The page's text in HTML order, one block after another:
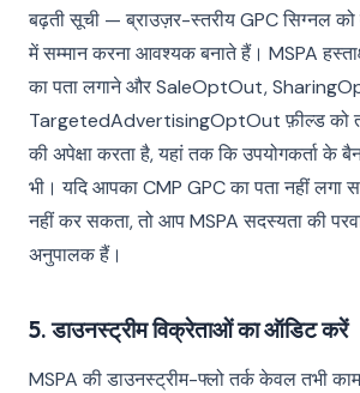
बढ़ती सूची — ब्राउज़र-स्तरीय GPC सिग्नल
में सम्मान करना आवश्यक बनाते हैं। MSPA
का पता लगाने और SaleOptOut,
TargetedAdvertisingOptOut फ़ील्ड को
की अपेक्षा करता है, यहां तक कि उपयोगकर्ता के
भी। यदि आपका CMP GPC का पता नहीं लगा
नहीं कर सकता, तो आप MSPA सदस्यता की
अनुपालक हैं।
5. डाउनस्ट्रीम विक्रेताओं का ऑडिट करें
MSPA की डाउनस्ट्रीम-फ्लो तर्क केवल तभी